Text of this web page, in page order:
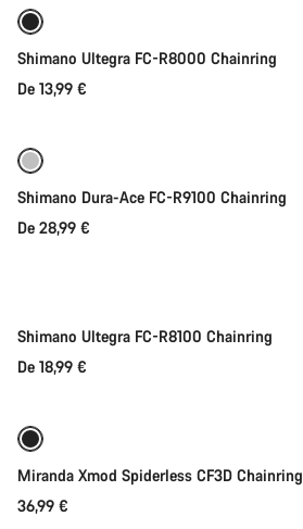
Shimano Ultegra FC-R8000 Chainring
De 13,99 €
Shimano Dura-Ace FC-R9100 Chainring
De 28,99 €
Shimano Ultegra FC-R8100 Chainring
De 18,99 €
Miranda Xmod Spiderless CF3D Chainring
36,99 €